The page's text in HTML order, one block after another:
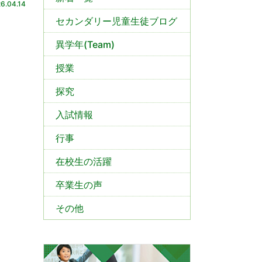
セカンダリー児童生徒ブログ
異学年(Team)
授業
探究
入試情報
行事
在校生の活躍
卒業生の声
その他